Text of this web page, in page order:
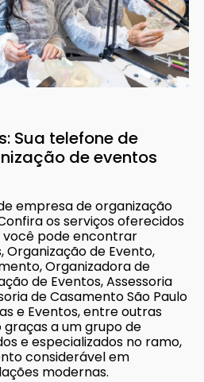
Sua telefone de
de eventos
empresa de organização
os serviços oferecidos
você pode encontrar
Organização de Evento,
Organizadora de
de Eventos, Assessoria
de Casamento São Paulo
e Eventos, entre outras
graças a um grupo de
e especializados no ramo,
considerável em
modernas.